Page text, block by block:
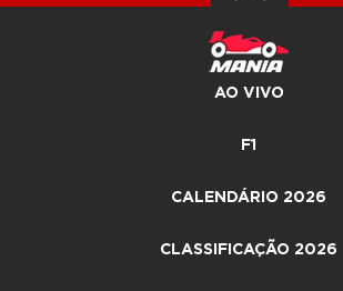
AO VIVO
F1
CALENDÁRIO 2026
CLASSIFICAÇÃO 2026